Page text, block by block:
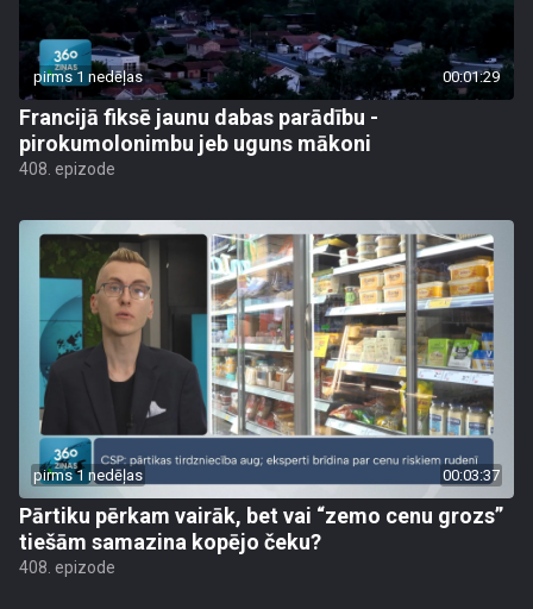
pirms 1 nedēļas 00:01:29
Francijā fiksē jaunu dabas parādību -
pirokumolonimbu jeb uguns mākoni
408. epizode
pirms 1 nedēļas 00:03:37
Pārtiku pērkam vairāk, bet vai “zemo cenu grozs”
tiešām samazina kopējo čeku?
408. epizode